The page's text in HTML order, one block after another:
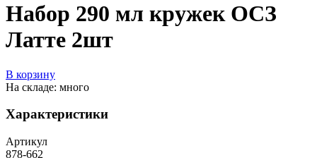
Набор 290 мл кружек ОСЗ
Латте 2шт
В корзину
На складе: много
Характеристики
Артикул
878-662